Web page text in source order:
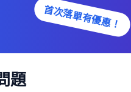
首次落單有優惠！
題